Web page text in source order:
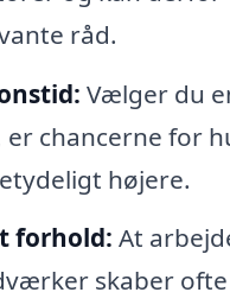
råd.
Vælger du
er chancerne for
højere.
forhold: At
skaber